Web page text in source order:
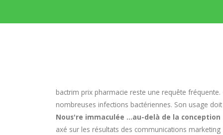
bactrim prix pharmacie reste une requête
nombreuses infections bactériennes. Son usage
Nous're immaculée ...au-delà de la conception
axé sur les résultats des communications marketing